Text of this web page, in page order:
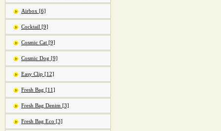
Airbox [6]
Cocktail [9]
Cosmic Cat [9]
Cosmic Dog [9]
Easy Clip [12]
Fresh Bag [11]
Fresh Bag Denim [3]
Fresh Bag Eco [3]